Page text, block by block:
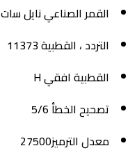
القمر الصناعي نايل سات 7 غرب
التردد ، القطبية 11373
القطبية افقي H
تصحيح الخطأ 5/6
معدل الترميز27500